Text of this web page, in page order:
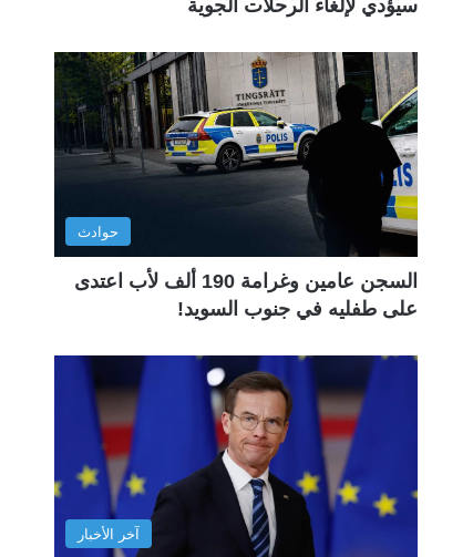
سيؤدي لإلغاء الرحلات الجوية
حوادث
السجن عامين وغرامة 190 ألف لأب اعتدى
على طفليه في جنوب السويد!
آخر الأخبار